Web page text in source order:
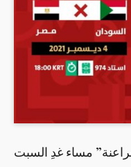
مساء غدِ السبت